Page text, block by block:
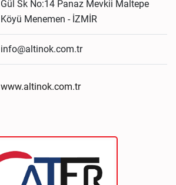
Gül Sk No:14 Panaz Mevkii Maltepe
Köyü Menemen - İZMİR
info@altinok.com.tr
www.altinok.com.tr